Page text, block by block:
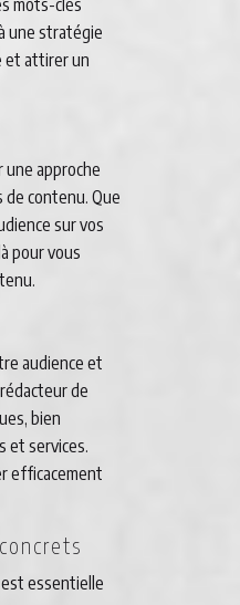
une stratégie
et attirer un
approche
contenu. Que
sur vos
pour vous
audience et
de
bien
et services.
efficacement
essentielle